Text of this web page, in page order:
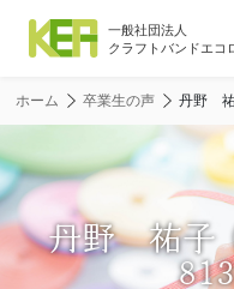
ホーム 卒業生の声 丹野 祐
丹野 祐子